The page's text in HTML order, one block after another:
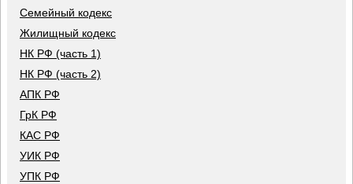
Семейный кодекс
Жилищный кодекс
НК РФ (часть 1)
НК РФ (часть 2)
АПК РФ
ГрК РФ
КАС РФ
УИК РФ
УПК РФ